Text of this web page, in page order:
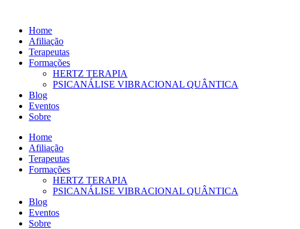
conteúdo
Home
Afiliação
Terapeutas
Formações
HERTZ TERAPIA
PSICANÁLISE VIBRACIONAL QUÂNTICA
Blog
Eventos
Sobre
Home
Afiliação
Terapeutas
Formações
HERTZ TERAPIA
PSICANÁLISE VIBRACIONAL QUÂNTICA
Blog
Eventos
Sobre